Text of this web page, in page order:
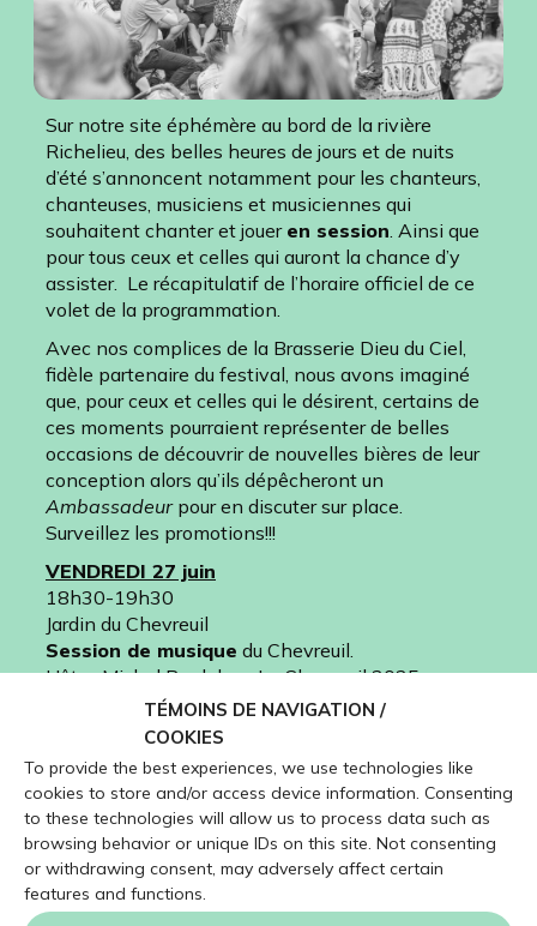
TÉMOINS DE NAVIGATION /
COOKIES
To provide the best experiences, we use technologies like
cookies to store and/or access device information. Consenting
to these technologies will allow us to process data such as
browsing behavior or unique IDs on this site. Not consenting
or withdrawing consent, may adversely affect certain
features and functions.
Sur notre site éphémère au bord de la rivière
Richelieu, des belles heures de jours et de nuits
d’été s’annoncent notamment pour les chanteurs,
chanteuses, musiciens et musiciennes qui
souhaitent chanter et jouer en session . Ainsi que
pour tous ceux et celles qui auront la chance d’y
assister. Le récapitulatif de l’horaire officiel de ce
volet de la programmation.
Avec nos complices de la Brasserie Dieu du Ciel,
fidèle partenaire du festival, nous avons imaginé
que, pour ceux et celles qui le désirent, certains de
ces moments pourraient représenter de belles
occasions de découvrir de nouvelles bières de leur
conception alors qu’ils dépêcheront un
Ambassadeur pour en discuter sur place.
Surveillez les promotions!!!
VENDREDI 27 juin
18h30-19h30
Jardin du Chevreuil
Session de musique du Chevreuil.
Hôte: Michel Bordeleau Le Chevreuil 2025
Promotion spéciale“Soirée d’ouverture” sur
l’ensemble des bières
22h30-0h00
Jardin du Chevreuil
Assemblée de chanteurs et chanteurs: La
Veillée de chanson à Ti-Bonhomme Richer
Hôte: Normand Miron
SAMEDI 28 juin